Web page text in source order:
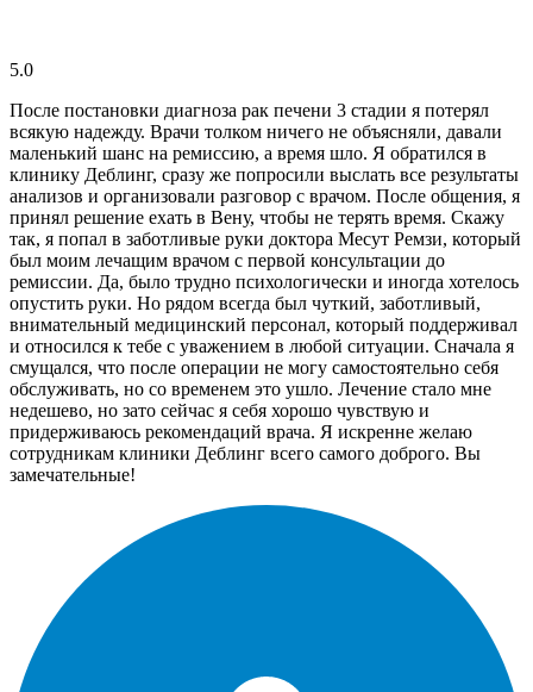
5.0
После постановки диагноза рак печени 3 стадии я потерял
всякую надежду. Врачи толком ничего не объясняли, давали
маленький шанс на ремиссию, а время шло. Я обратился в
клинику Деблинг, сразу же попросили выслать все результаты
анализов и организовали разговор с врачом. После общения, я
принял решение ехать в Вену, чтобы не терять время. Скажу
так, я попал в заботливые руки доктора Месут Ремзи, который
был моим лечащим врачом с первой консультации до
ремиссии. Да, было трудно психологически и иногда хотелось
опустить руки. Но рядом всегда был чуткий, заботливый,
внимательный медицинский персонал, который поддерживал
и относился к тебе с уважением в любой ситуации. Сначала я
смущался, что после операции не могу самостоятельно себя
обслуживать, но со временем это ушло. Лечение стало мне
недешево, но зато сейчас я себя хорошо чувствую и
придерживаюсь рекомендаций врача. Я искренне желаю
сотрудникам клиники Деблинг всего самого доброго. Вы
замечательные!